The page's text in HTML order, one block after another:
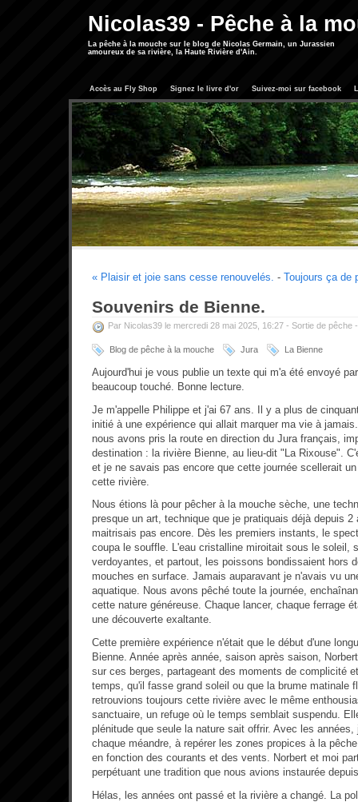
Nicolas39 - Pêche à la
La pêche à la mouche sur le blog de Nicolas Germain, un Jurassien
amoureux de sa rivière, la Haute Rivière d'Ain.
Accès au Fly Shop Signez le livre d'or Suivez-moi sur facebook
« Plaisir et joie sans cesse renouvelés. - Toujours ça de
Souvenirs de Bienne.
Par Nicolas39 le mercredi 28 mai 2025, 16:27 - Sortie de pêche
Blog de pêche à la mouche Jura La Bienne
Aujourd'hui je vous publie un texte qui m'a été envoyé
beaucoup touché. Bonne lecture.
Je m'appelle Philippe et j'ai 67 ans. Il y a plus de
initié à une expérience qui allait marquer ma vie à
nous avons pris la route en direction du Jura français,
destination : la rivière Bienne, au lieu-dit "La Rixouse".
et je ne savais pas encore que cette journée scellerait
cette rivière.
Nous étions là pour pêcher à la mouche sèche, une
presque un art, technique que je pratiquais déjà depuis
maitrisais pas encore. Dès les premiers instants, le
coupa le souffle. L'eau cristalline miroitait sous le soleil,
verdoyantes, et partout, les poissons bondissaient hors
mouches en surface. Jamais auparavant je n'avais vu
aquatique. Nous avons pêché toute la journée,
cette nature généreuse. Chaque lancer, chaque ferrage
une découverte exaltante.
Cette première expérience n'était que le début d'une
Bienne. Année après année, saison après saison,
sur ces berges, partageant des moments de complicité
temps, qu'il fasse grand soleil ou que la brume matinale
retrouvions toujours cette rivière avec le même
sanctuaire, un refuge où le temps semblait suspendu.
plénitude que seule la nature sait offrir. Avec les années,
chaque méandre, à repérer les zones propices à la
en fonction des courants et des vents. Norbert et moi
perpétuant une tradition que nous avions instaurée
Hélas, les années ont passé et la rivière a changé. La